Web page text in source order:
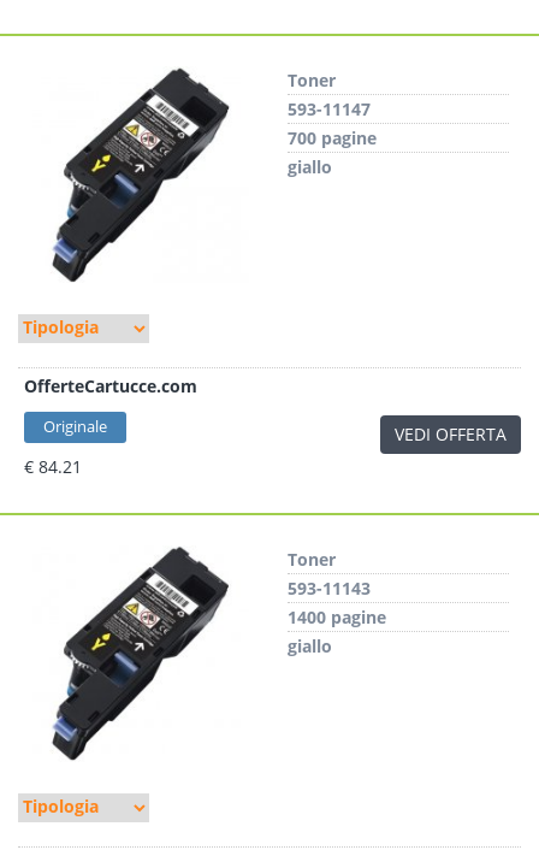
Toner
593-11147
700 pagine
giallo
OfferteCartucce.com
Originale
€ 84.21
VEDI OFFERTA
Toner
593-11143
1400 pagine
giallo